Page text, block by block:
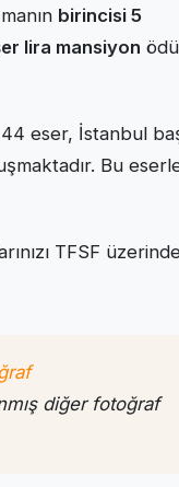
birincisi 5
lira mansiyon
eser, İstanbul
Bu
TFSF
diğer fotoğraf